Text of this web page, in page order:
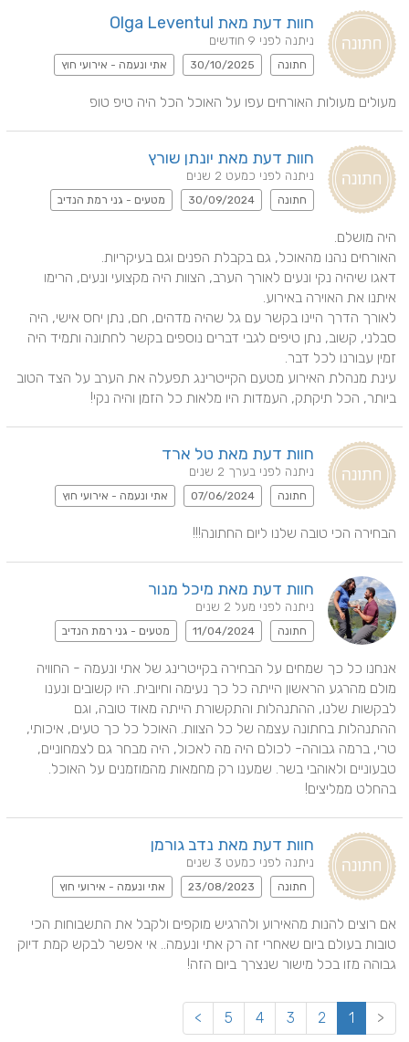
חוות דעת מאת Olga Leventul
ניתנה לפני 9 חודשים
חתונה 30/10/2025 אתי ונעמה - אירועי חוץ
מעולים מעולות האורחים עפו על האוכל הכל היה טיפ טופ
חוות דעת מאת יונתן שורץ
ניתנה לפני כמעט 2 שנים
חתונה 30/09/2024 מטעים - גני רמת הנדיב
ביותר, הכל תיקתק, העמדות היו מלאות כל הזמן והיה נקי!
חוות דעת מאת טל ארד
ניתנה לפני בערך 2 שנים
חתונה 07/06/2024 אתי ונעמה - אירועי חוץ
הבחירה הכי טובה שלנו ליום החתונה!!!
חוות דעת מאת מיכל מנור
ניתנה לפני מעל 2 שנים
חתונה 11/04/2024 מטעים - גני רמת הנדיב
בהחלט ממליצים!
חוות דעת מאת נדב גורמן
ניתנה לפני כמעט 3 שנים
חתונה 23/08/2023 אתי ונעמה - אירועי חוץ
גבוהה מזו בכל מישור שנצרך ביום הזה!
<
1
2
3
4
5
>